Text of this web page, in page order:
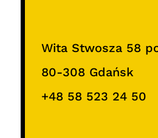
Wita Stwosza 58
80-308 Gdańsk
+48 58 523 24 50